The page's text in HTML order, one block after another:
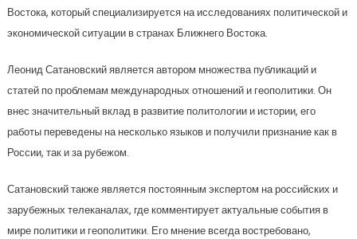
Востока, который специализируется на исследованиях политической и
экономической ситуации в странах Ближнего Востока.
Леонид Сатановский является автором множества публикаций и
статей по проблемам международных отношений и геополитики. Он
внес значительный вклад в развитие политологии и истории, его
работы переведены на несколько языков и получили признание как в
России, так и за рубежом.
Сатановский также является постоянным экспертом на российских и
зарубежных телеканалах, где комментирует актуальные события в
мире политики и геополитики. Его мнение всегда востребовано,